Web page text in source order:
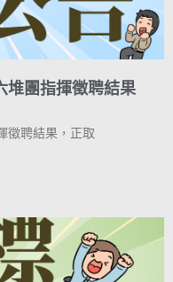
堆團指揮徵聘結果
徵聘結果，正取